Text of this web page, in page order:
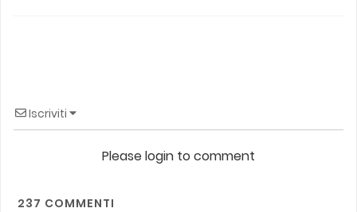
Iscriviti
Please login to comment
237 COMMENTI